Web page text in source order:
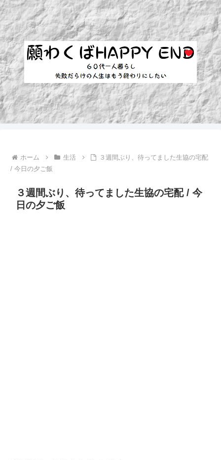
ホーム 生活
３週間ぶり、待ってました生協の宅配
/ 今日の夕ご飯
３週間ぶり、待ってました生協の宅配 / 今
日の夕ご飯